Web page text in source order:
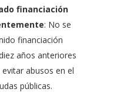
financiación
: No se
financiación
años anteriores
abusos en el
públicas.